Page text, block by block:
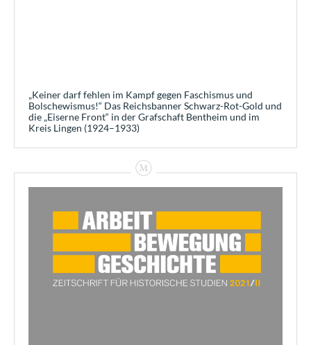
„Keiner darf fehlen im Kampf gegen Faschismus und
Bolschewismus!“ Das Reichsbanner Schwarz-Rot-Gold und
die „Eiserne Front“ in der Grafschaft Bentheim und im
Kreis Lingen (1924–1933)